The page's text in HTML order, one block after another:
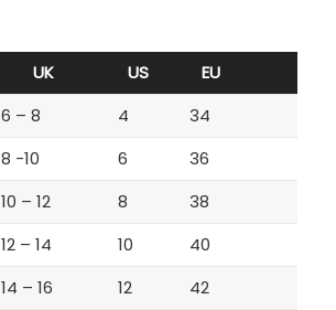
UK US
EU
6 – 8 4
34
8 -10 6
36
10 – 12 8
38
12 – 14 10
40
14 – 16 12
42